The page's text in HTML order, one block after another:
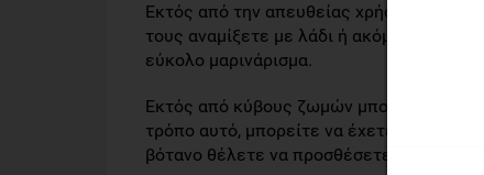
Εκτός από την απευθείας χρήση των
τους αναμίξετε με λάδι ή ακόμη και
εύκολο μαρινάρισμα.
Εκτός από κύβους ζωμών μπορείτε να
τρόπο αυτό, μπορείτε να έχετε εύκολα
βότανο θέλετε να προσθέσετε στο